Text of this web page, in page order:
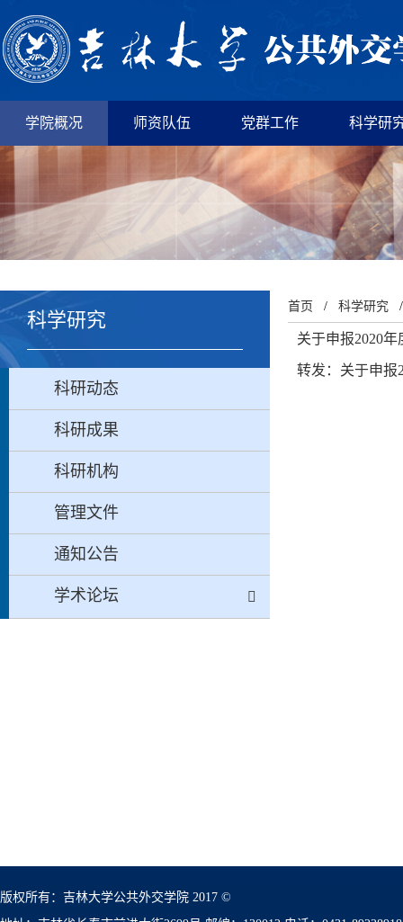
学院概况 师资队伍 党群工作 科学研
科学研究
科研动态
科研成果
科研机构
管理文件
通知公告
学术论坛
首页 / 科学研究
关于申报2020
转发：关于申报
版权所有：吉林大学公共外交学院 2017 ©